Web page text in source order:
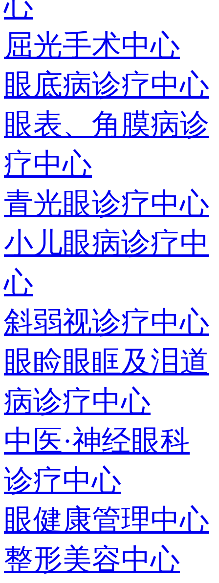
屈光手术中心
眼底病诊疗中心
眼表、角膜病诊
疗中心
青光眼诊疗中心
小儿眼病诊疗中
心
斜弱视诊疗中心
眼睑眼眶及泪道
病诊疗中心
中医·神经眼科
诊疗中心
眼健康管理中心
整形美容中心